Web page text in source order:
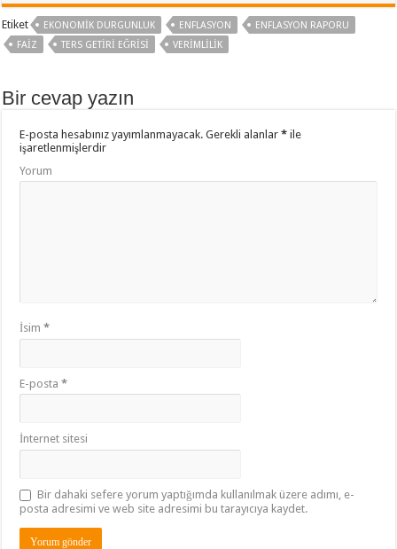
b
o
k
er
sA
p
aş
Etiket EKONOMIK DURGUNLUK ENFLASYON
ENFLASYON RAPORU
FAIZ
TERS GETIRI EĞRISI VERIMLILIK
Bir cevap yazın
E-posta hesabınız yayımlanmayacak. Gerekli alanlar* ile
işaretlenmişlerdir
Yorum
İsim*
E-posta*
İnternet sitesi
Bir dahaki sefere yorum yaptığımda kullanılmak üzere adımı, e-
posta adresimi ve web site adresimi bu tarayıcıya kaydet.